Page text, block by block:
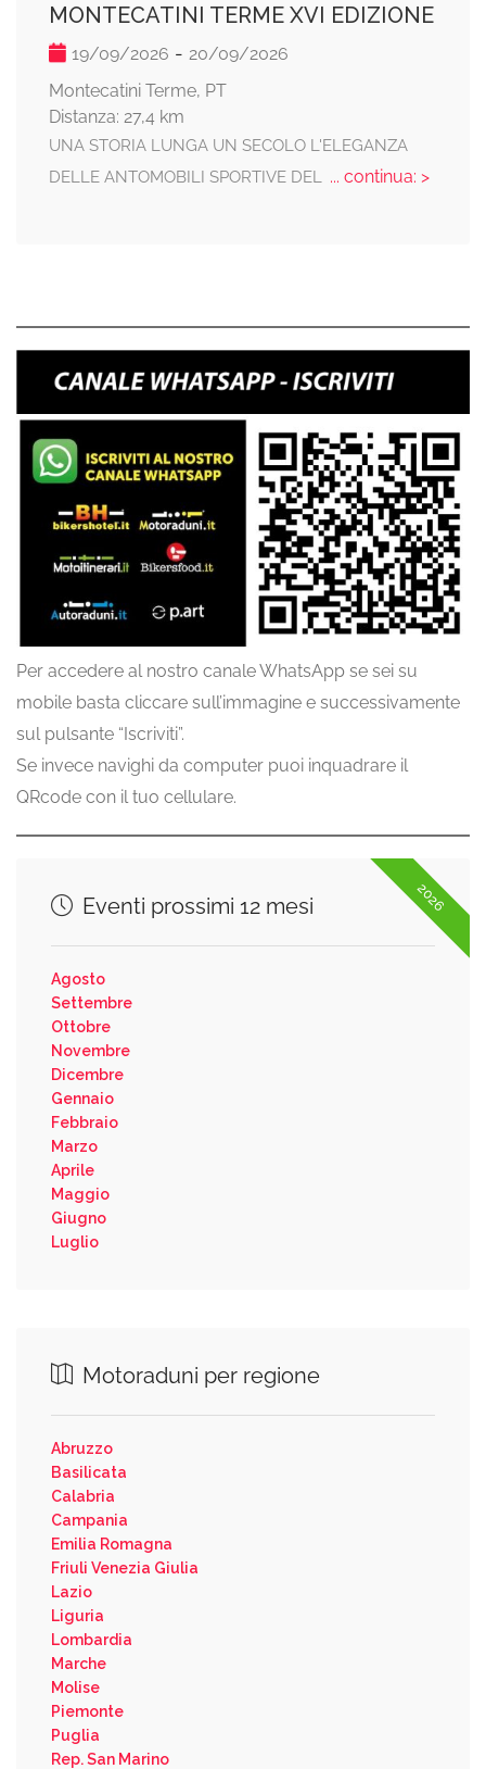
MONTECATINI TERME XVI EDIZIONE
19/09/2026 - 20/09/2026
Montecatini Terme, PT
Distanza: 27,4 km
UNA STORIA LUNGA UN SECOLO L'ELEGANZA
DELLE ANTOMOBILI SPORTIVE DEL... continua: >
Per accedere al nostro canale WhatsApp se sei su
mobile basta cliccare sull’immagine e successivamente
sul pulsante “Iscriviti”.
Se invece navighi da computer puoi inquadrare il
QRcode con il tuo cellulare.
2026
Eventi prossimi 12 mesi
Agosto
Settembre
Ottobre
Novembre
Dicembre
Gennaio
Febbraio
Marzo
Aprile
Maggio
Giugno
Luglio
Motoraduni per regione
Abruzzo
Basilicata
Calabria
Campania
Emilia Romagna
Friuli Venezia Giulia
Lazio
Liguria
Lombardia
Marche
Molise
Piemonte
Puglia
Rep. San Marino